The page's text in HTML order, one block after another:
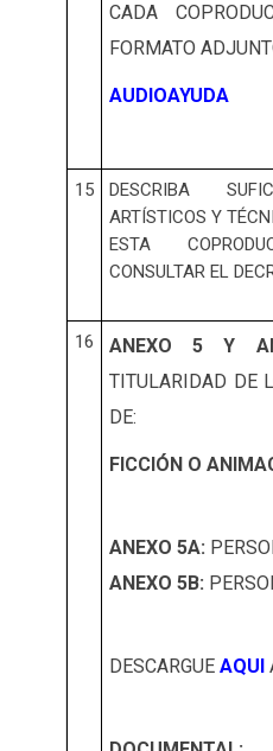
CADA
FORMATO
AUDIOAYUDA
15
DESCRIBA
ARTÍSTICOS Y
ESTA
CONSULTAR EL
16 ANEXO 5 Y
TITULARIDAD DE
DE:
FICCIÓN O
ANEXO 5A:
ANEXO 5B:
DESCARGUE AQUI